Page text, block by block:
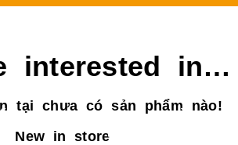
interested in…
tại chưa có sản phẩm nào!
New in store
THUỘC BÀI